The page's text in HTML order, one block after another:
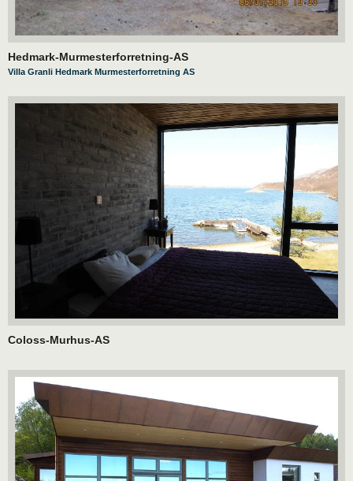
Hedmark-Murmesterforretning-AS
Villa Granli Hedmark Murmesterforretning AS
Coloss-Murhus-AS